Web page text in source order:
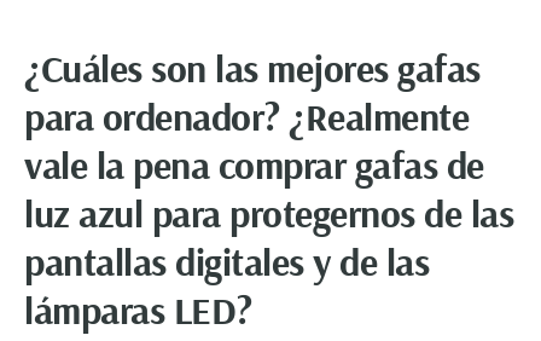
¿Cuáles son las mejores gafas
para ordenador? ¿Realmente
vale la pena comprar gafasde
luz azul para protegernos de las
pantallas digitales y de las
lámparas LED?